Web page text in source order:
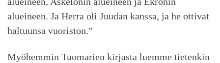
alueineen. Ja Herra oli Juudan kanssa, ja he ottivat
haltuunsa vuoriston.”
Myöhemmin Tuomarien kirjasta luemme tietenkin